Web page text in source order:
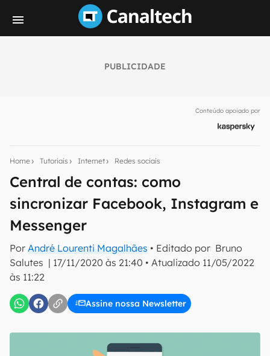
PUBLICIDADE
Conteúdo apoiado por
Home Tutoriais Internet Redes sociais
Central de contas: como
sincronizar Facebook, Instagram e
Messenger
Por André Lourenti Magalhães • Editado por Bruno
Salutes | 17/11/2020 às 21:40 • Atualizado 11/05/2022
às 11:22
Assine nossa Newsletter
notícias e reviews sobre tecnologia em primeira
inscreva-se
Uso e Política de Privacidade do Canaltech.